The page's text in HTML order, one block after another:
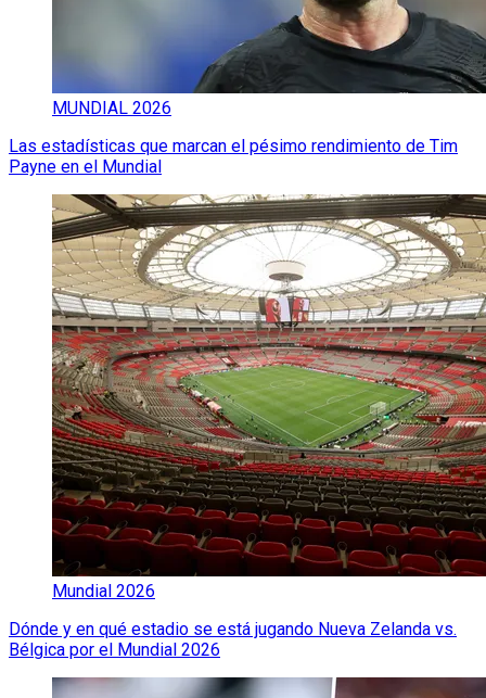
MUNDIAL 2026
Las estadísticas que marcan el pésimo rendimiento de Tim
Payne en el Mundial
Mundial 2026
Dónde y en qué estadio se está jugando Nueva Zelanda vs.
Bélgica por el Mundial 2026